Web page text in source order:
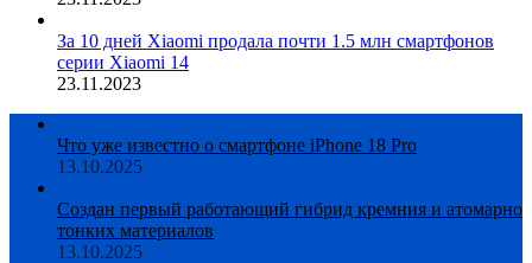
За 10 дней Xiaomi продала почти 1.5 млн смартфонов
серии Xiaomi 14
23.11.2023
Что уже известно о смартфоне iPhone 18 Pro
13.10.2025
Создан первый работающий гибрид кремния и атомарно
тонких материалов
13.10.2025